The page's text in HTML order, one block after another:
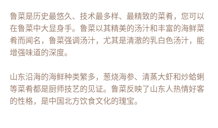
鲁菜是历史最悠久、技术最多样、最精致的菜肴，您可以
在鲁菜中大显身手。鲁菜以其精美的汤汁和丰富的海鲜菜
肴而闻名，鲁菜强调汤汁，尤其是清澈的乳白色汤汁，能
增强味道的深度。
山东沿海的海鲜种类繁多，葱烧海参、清蒸大虾和炒蛤蜊
等菜肴都是厨师技艺的见证。鲁菜反映了山东人热情好客
的性格，是中国北方饮食文化的瑰宝。